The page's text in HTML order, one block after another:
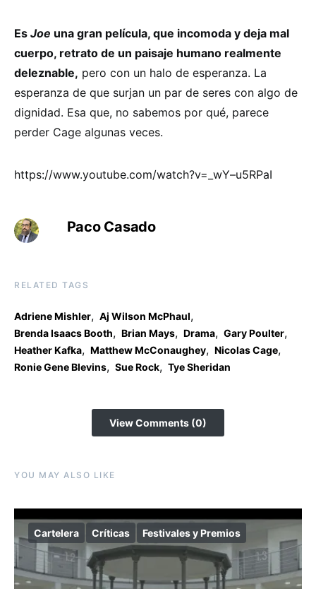
Es Joe una gran película, que incomoda y deja mal
cuerpo, retrato de un paisaje humano realmente
deleznable, pero con un halo de esperanza. La
esperanza de que surjan un par de seres con algo de
dignidad. Esa que, no sabemos por qué, parece
perder Cage algunas veces.
https://www.youtube.com/watch?v=_wY–u5RPaI
Paco Casado
RELATED TAGS
Adriene Mishler, Aj Wilson McPhaul,
Brenda Isaacs Booth, Brian Mays, Drama, Gary Poulter,
Heather Kafka, Matthew McConaughey, Nicolas Cage,
Ronie Gene Blevins, Sue Rock, Tye Sheridan
View Comments (0)
YOU MAY ALSO LIKE
Cartelera Críticas Festivales y Premios